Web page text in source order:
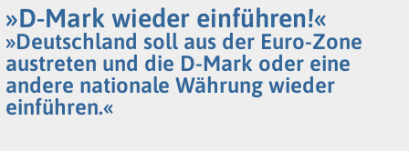
»D-Mark wieder einführen!«
»Deutschland soll aus der Euro-Zone
austreten und die D-Mark oder eine
andere nationale Währung wieder
einführen.«